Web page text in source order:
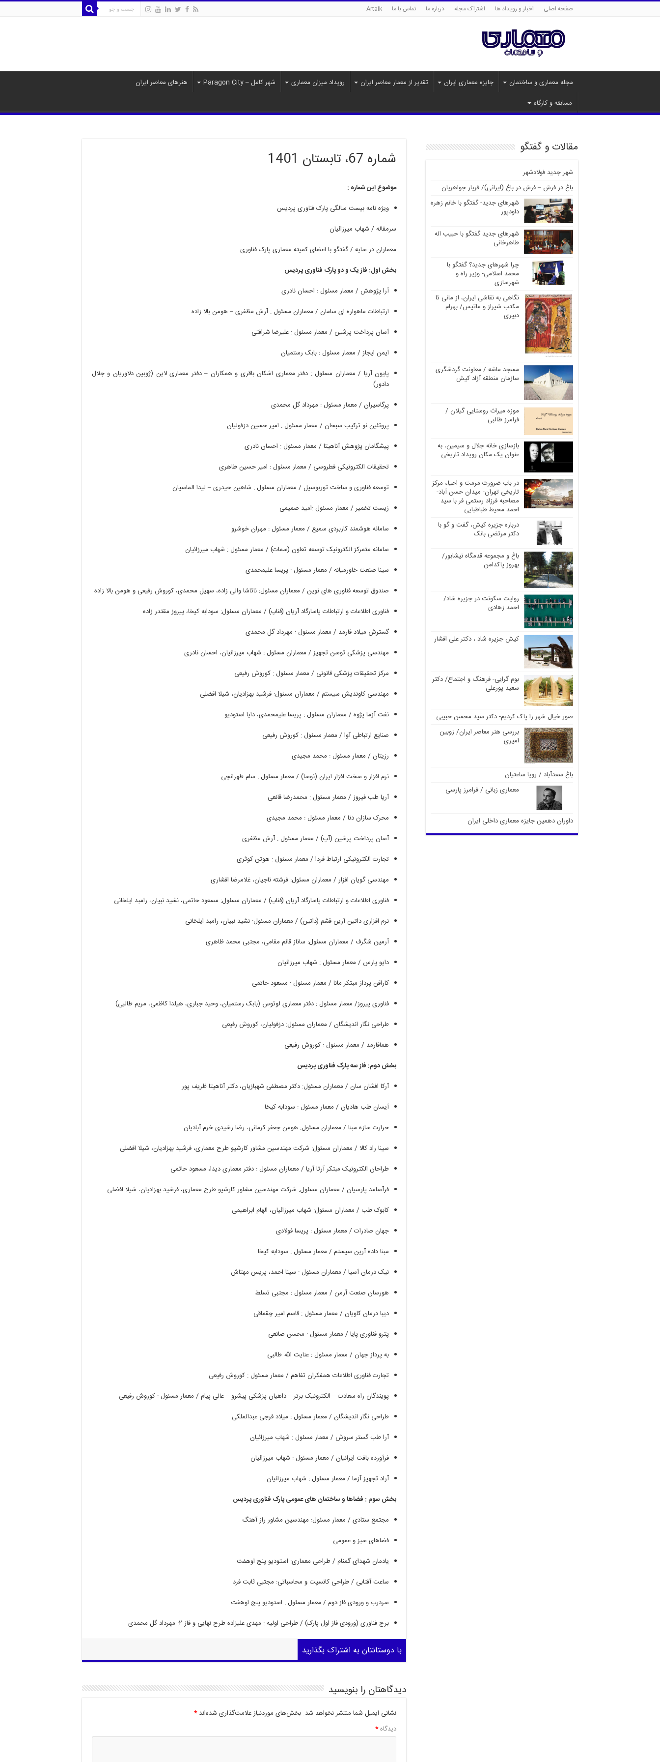
صفحه اصلی اخبار و رویداد ها اشتراک مجله درباره ما تماس با ما Artalk
مجله معماری و ساختمان جایزه معماری ایران تقدیر از معمار معاصر ایران رویداد میزان معماری شهر کامل – Paragon City
هنرهای معاصر ایران
مسابقه و کارگاه
شماره 67، تابستان 1401
موضوع این شماره :
ویژه نامه بیست سالگی پارک فناوری پردیس
سرمقاله/ شهاب میرزائیان
معماران در سایه/گفتگو با اعضای کمیته معماری پارک فناوری
بخشاول: فازیکودوپارک فناوریپردیس
آرا پژوهش/ معمار مسئول : احساننادری
ارتباطات ماهواره ای سامان/ معماران مسئول : آرش مظفری– هومنبالا زاده
آسان پرداخت پرشین/ معمار مسئول : علیرضا شرافتی
ایمن ایجاز/ معمار مسئول : بابک رستمیان
پایون آریا / معماران مسئول : دفتر معماری اشکان باقری و همکاران – دفتر معماری لاین (ژوبین دلاوریان و جلال
دادور)
پرگاسیران/ معمار مسئول : مهردادگل محمدی
پروتئیننوترکیب سبحان/ معمار مسئول : امیرحسیندزفولیان
پیشگامان پژوهشآناهیتا/ معمار مسئول : احساننادری
تحقیقات الکترونیکی فطروسی / معمار مسئول : امیرحسینطاهری
توسعهفناوریو ساختتوربوسیل/ معماران مسئول : شاهینحیدری– لیدا الماسیان
زیستتخمیر/ معمار مسئول :امید صمیمی
سامانه هوشمند کاربردی سمیع / معمار مسئول : مهرانخوشرو
سامانه متمرکز الکترونیکتوسعهتعاون (سمات) / معمار مسئول : شهاب میرزائیان
سینا صنعتخاورمیانه/ معمار مسئول : پریساعلیمحمدی
صندوق توسعهفناوری هاینوین/ معماران مسئول: ناتاشاوالی زاده، سهیل محمدی، کوروش رفیعی و هومنبالا زاده
فناوری اطلاعاتو ارتباطات پاسارگادآریان (فناپ) / معماران مسئول: سودابهکیخا، پیروز مقتدر زاده
گسترش میلادفارمد / معمار مسئول : مهردادگل محمدی
مهندسی پزشکی توسنتجهیز/ معماران مسئول : شهاب میرزائیان، احساننادری
مرکزتحقیقات پزشکی قانونی / معمار مسئول : کوروش رفیعی
مهندسی کاوندیش سیستم/ معماران مسئول: فرشید بهزادیان، شیلا افضلی
نفتآزما پژوه/ معماران مسئول : پریساعلیمحمدی، دایا استودیو
صنایع ارتباطی آوا/ معمار مسئول : کوروش رفیعی
رزیتان/ معمار مسئول : محمد مجیدی
نرم افزارو سخت افزار ایران (نوسا) / معمار مسئول : سامطهرانچی
آریاطبفیروز/ معمار مسئول : محمدرضاقانعی
محرک سازاندنا/ معمار مسئول : محمد مجیدی
آسان پرداخت پرشین (آپ) / معمار مسئول : آرش مظفری
تجارت الکترونیکی ارتباطفردا/ معمار مسئول : هوتنکوثری
مهندسی گویان افزار/ معماران مسئول: فرشتهناجیان، غلامرضا افشاری
فناوری اطلاعاتو ارتباطات پاسارگادآریان (فناپ) / معماران مسئول: مسعودحاتمی، نشید نبیان، رامبد ایلخانی
نرم افزاریداتینآرینقشم (داتین) / معماران مسئول: نشید نبیان، رامبد ایلخانی
آرمین شگرف / معماران مسئول: سانازقائم مقامی، مجتبی محمد ظاهری
دایو پارس / معمار مسئول : شهاب میرزائیان
کارافن پرداز مبتکر مانا/ معمار مسئول : مسعودحاتمی
فناوری پیروز/ معمار مسئول : دفتر معماری لوتوس (بابک رستمیان، وحید جباری، هیلداکاظمی، مریمطالبی)
طراحی نگار اندیشگان/ معماران مسئول: دزفولیان، کوروش رفیعی
همافارمد / معمار مسئول : کوروش رفیعی
بخش دوم: فاز سه پارک فناوری پردیس
آرکا افشان سان/ معماران مسئول: دکتر مصطفی شهبازیان، دکترآناهیتاظریف پور
آیسانطب هادیان/ معمار مسئول : سودابهکیخا
حرارت سازه مبنا/ معماران مسئول: هومنجعفرکرمانی، رضا رشیدیخرمآبادیان
سینا رادکالا / معماران مسئول: شرکت مهندسین مشاورکارشیوطرح معماری، فرشید بهزادیان، شیلا افضلی
طراحان الکترونیک مبتکرآرتاآریا/ معماران مسئول : دفتر معماریدیدا، مسعودحاتمی
فرآسامد پارسیان/ معماران مسئول: شرکت مهندسین مشاورکارشیوطرح معماری، فرشید بهزادیان، شیلا افضلی
کابوکطب/ معماران مسئول: شهاب میرزائیان، الهام ابراهیمی
جهان صادرات/ معمار مسئول : پریسافولادی
مبنادادهآرین سیستم/ معمار مسئول : سودابهکیخا
نیکدرمانآسیا/ معماران مسئول : سینا احمد، پریس مهتاش
هورسان صنعتآرمن/ معمار مسئول : مجتبی تسلط
دیبادرمانکاویان/ معمار مسئول : قاسم امیرچقماقی
پتروفناوری پایا/ معمار مسئول : محسن صانعی
به پردازجهان/ معمار مسئول : عنایت الله طالبی
تجارتفناوری اطلاعات همفکرانتفاهم/ معمار مسئول : کوروش رفیعی
پویندگان راه سعادت– الکترونیکبرتر–داهیان پزشکی پیشرو–عالی پیام/ معمار مسئول : کوروش رفیعی
طراحی نگار اندیشگان/ معمار مسئول : میلادفرجی عبدالملکی
آراطبگستر سروش / معمار مسئول : شهاب میرزائیان
فرآوردهبافت ایرانیان/ معمار مسئول : شهاب میرزائیان
آرادتجهیزآزما/ معمار مسئول : شهاب میرزائیان
بخش سوم : فضاها و ساختمان های عمومی پارک فناوری پردیس
مجتمع ستادی/ معمار مسئول: مهندسین مشاور راز آهنگ
فضاهای سبز و عمومی
یادمان شهدای گمنام/طراحی معماری: استودیو پنج اوهفت
ساعت آفتابی /طراحی کانسپت و محاسباتی: مجتبی ثابت فرد
سردرب و ورودی فاز دوم/ معمار مسئول : استودیو پنج اوهفت
برج فناوری (ورودیفاز اول پارک) /طراحی اولیه: مهدیعلیزادهطرح نهایی وفاز ۲: مهردادگل محمدی
با دوستانتان به اشتراک بگذارید
دیدگاهتان را بنویسید
نشانی ایمیل شما منتشر نخواهد شد. بخش‌های موردنیاز علامت‌گذاری شده‌اند*
دیدگاه*
مقالات و گفتگو
شهر جدید فولادشهر
باغ در فرش – فرش در باغ (ایرانی)/ فریار جواهریان
شهرهای جدید- گفتگو با خانم زهره
داودپور
شهرهای جدید گفتگو با حبیب اله
طاهرخانی
چرا شهرهای جدید؟ گفتگو با
محمد اسلامی- وزیر راه و
شهرسازی
نگاهی به نقاشی ایران، از مانی تا
مکتب شیراز و ماتیس/ بهرام
دبیری
مسجد ماشه / معاونت گردشگری
سازمان منطقه آزاد کیش
موزه میراث روستایی گیلان /
فرامرز طالبی
بازسازی خانه جلال و سیمین، به
عنوان یک مکان رویداد تاریخی
در باب ضرورت مرمت و احیاء مرکز
تاریخی تهران- میدان حسن آباد-
مصاحبه فرزاد رستمی فر با سید
احمد محیط طباطبایی
درباره جزیره کیش، گفت و گو با
دکتر مرتضی بانک
باغ و مجموعه قدمگاه نیشابور/
بهروز پاکدامن
روایت سکونت در جزیره شاد/
احمد زهادی
کیش جزیره شاد ، دکتر علی افشار
بوم گرایی- فرهنگ و اجتماع/ دکتر
سعید پورعلی
صور خیال شهر را پاک کردیم- دکتر سید محسن حبیبی
بررسی هنر معاصر ایران/ زوبین
امیری
باغ سعدآباد / رویا ساعتیان
معماری زبانی / فرامرز پارسی
داوران دهمین جایزه معماری داخلی ایران